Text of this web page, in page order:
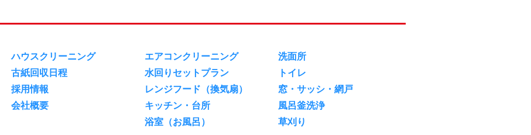
ハウスクリーニング
古紙回収日程
採用情報
会社概要
エアコンクリーニング
水回りセットプラン
レンジフード（換気扇）
キッチン・台所
浴室（お風呂）
洗面所
トイレ
窓・サッシ・網戸
風呂釜洗浄
草刈り